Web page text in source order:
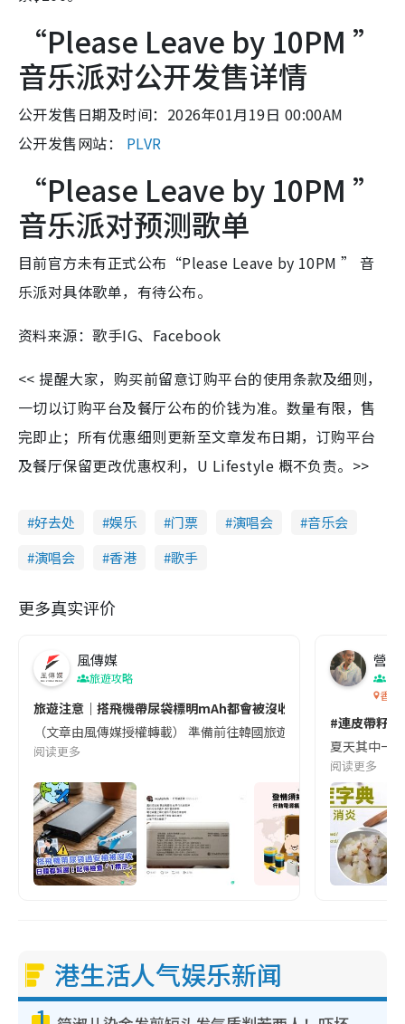
“Please Leave by 10PM ”
音乐派对公开发售详情
公开发售日期及时间：2026年01月19日 00:00AM
公开发售网站： PLVR
“Please Leave by 10PM ”
音乐派对预测歌单
目前官方未有正式公布“Please Leave by 10PM ” 音
乐派对具体歌单，有待公布。
资料来源：歌手IG、Facebook
<< 提醒大家，购买前留意订购平台的使用条款及细则，
一切以订购平台及餐厅公布的价钱为准。数量有限，售
完即止；所有优惠细则更新至文章发布日期，订购平台
及餐厅保留更改优惠权利，U Lifestyle 概不负责。>>
好去处 娱乐 门票 演唱会
音乐会
演唱会
香港 歌手
更多真实评价
風傳媒
旅遊攻略
旅遊注意｜搭飛機帶尿袋標明mAh都會被沒收😱出發前切記檢查
（文章由風傳媒授權轉載） 準備前往韓國旅遊的民眾，近期要
阅读更多
營養
香港
#連皮帶籽
夏天其中一
阅读更多
港生活人气娱乐新闻
1